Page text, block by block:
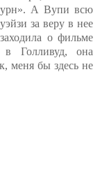
А Вупи всю
за веру в нее
о фильме
Голливуд, она
меня бы здесь не